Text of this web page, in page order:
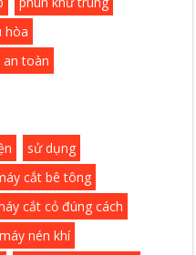
hòa
an toàn
sử dụng
cắt bê tông
cắt cỏ đúng cách
nén khí